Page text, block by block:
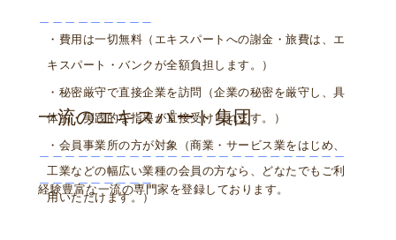
・費用は一切無料 （エキスパートへの謝金・旅費は、エ
キスパート・バンクが全額負担します。）
・秘密厳守で直接企業を訪問 （企業の秘密を厳守し、具
体的・実践的な指導が直接受けられます。）
・会員事業所の方が対象 （商業・サービス業をはじめ、
工業などの幅広い業種の会員の方なら、どなたでもご利
用いただけます。）
一流のエキスパート集団
＿＿＿＿＿＿＿＿＿＿＿＿＿＿＿＿＿＿＿＿＿＿＿＿
＿＿＿＿＿＿＿＿＿
経験豊富な一流の専門家を登録しております。